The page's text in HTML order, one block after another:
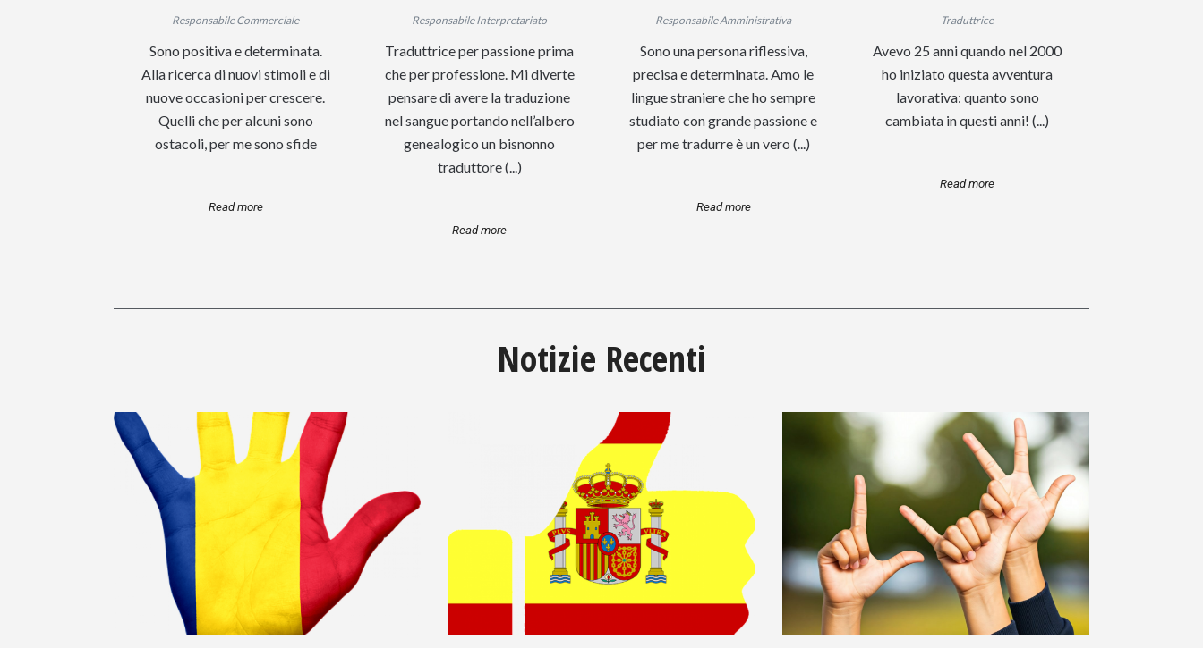
Responsabile Commerciale
Sono positiva e determinata.
Alla ricerca di nuovi stimoli e di
nuove occasioni per crescere.
Quelli che per alcuni sono
ostacoli, per me sono sfide
Read more
Responsabile Interpretariato
Traduttrice per passione prima
che per professione. Mi diverte
pensare di avere la traduzione
nel sangue portando nell’albero
genealogico un bisnonno
traduttore (...)
Read more
Responsabile Amministrativa
Sono una persona riflessiva,
precisa e determinata. Amo le
lingue straniere che ho sempre
studiato con grande passione e
per me tradurre è un vero (...)
Read more
Traduttrice
Avevo 25 anni quando nel 2000
ho iniziato questa avventura
lavorativa: quanto sono
cambiata in questi anni! (...)
Read more
Notizie Recenti